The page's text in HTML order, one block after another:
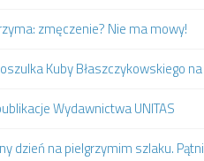
zmęczenie? Nie ma mowy!
Kuby Błaszczykowskiego
Wydawnictwa UNITAS
dzień na pielgrzymim szlaku.